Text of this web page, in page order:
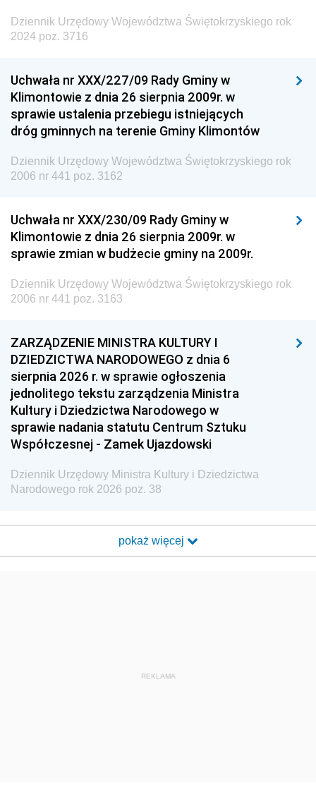
Dziennik Urzędowy Województwa Świętokrzyskiego rok
2024 poz. 3716
Uchwała nr XXX/227/09 Rady Gminy w
Klimontowie z dnia 26 sierpnia 2009r. w
sprawie ustalenia przebiegu istniejących
dróg gminnych na terenie Gminy Klimontów
Dziennik Urzędowy Województwa Świętokrzyskiego rok
2006 nr 441 poz. 3162
Uchwała nr XXX/230/09 Rady Gminy w
Klimontowie z dnia 26 sierpnia 2009r. w
sprawie zmian w budżecie gminy na 2009r.
Dziennik Urzędowy Województwa Świętokrzyskiego rok
2006 nr 441 poz. 3163
ZARZĄDZENIE MINISTRA KULTURY I
DZIEDZICTWA NARODOWEGO z dnia 6
sierpnia 2026 r. w sprawie ogłoszenia
jednolitego tekstu zarządzenia Ministra
Kultury i Dziedzictwa Narodowego w
sprawie nadania statutu Centrum Sztuku
Współczesnej - Zamek Ujazdowski
Dziennik Urzędowy Ministra Kultury i Dziedzictwa
Narodowego rok 2026 poz. 38
pokaż więcej
REKLAMA